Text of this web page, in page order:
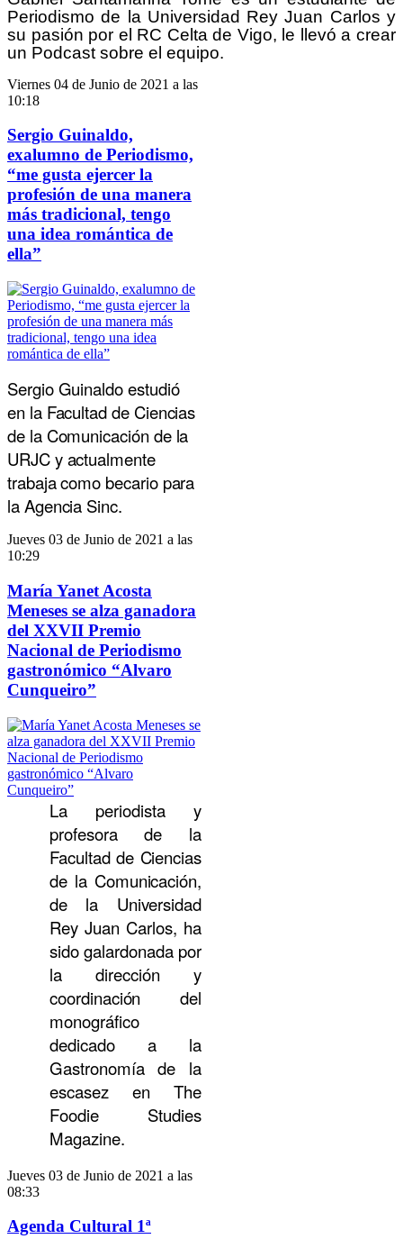
Periodismo de la Universidad Rey Juan Carlos y
su pasión por el RC Celta de Vigo, le llevó a crear
un Podcast sobre el equipo.
Viernes 04 de Junio de 2021 a las
10:18
Sergio Guinaldo,
exalumno de Periodismo,
“me gusta ejercer la
profesión de una manera
más tradicional, tengo
una idea romántica de
ella”
Sergio Guinaldo estudió
en la Facultad de Ciencias
de la Comunicación de la
URJC y actualmente
trabaja como becario para
la Agencia Sinc.
Jueves 03 de Junio de 2021 a las
10:29
María Yanet Acosta
Meneses se alza ganadora
del XXVII Premio
Nacional de Periodismo
gastronómico “Alvaro
Cunqueiro”
La periodista y
profesora de la
Facultad de Ciencias
de la Comunicación,
de la Universidad
Rey Juan Carlos, ha
sido galardonada por
la dirección y
coordinación del
monográfico
dedicado a la
Gastronomía de la
escasez en The
Foodie Studies
Magazine.
Jueves 03 de Junio de 2021 a las
08:33
Agenda Cultural 1ª